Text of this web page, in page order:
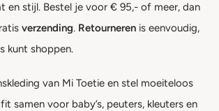
en stijl. Bestel je voor € 95,- of meer, dan
verzending. Retourneren is eenvoudig,
kunt shoppen.
van Mi Toetie en stel moeiteloos
samen voor baby’s, peuters, kleuters en